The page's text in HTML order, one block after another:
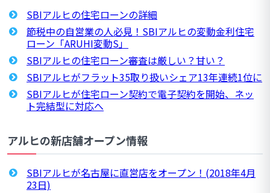
SBIアルヒの住宅ローンの詳細
節税中の自営業の人必見！SBIアルヒの変動金利住宅
ローン「ARUHI変動S」
SBIアルヒの住宅ローン審査は厳しい？甘い？
SBIアルヒがフラット35取り扱いシェア13年連続1位に
SBIアルヒが住宅ローン契約で電子契約を開始、ネッ
ト完結型に対応へ
アルヒの新店舗オープン情報
SBIアルヒが名古屋に直営店をオープン！(2018年4月
23日)